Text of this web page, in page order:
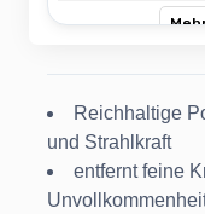
Reichhaltige
und Strahlkraft
entfernt feine